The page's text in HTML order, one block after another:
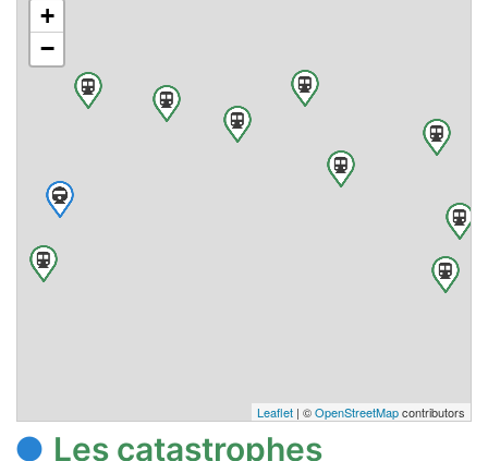
+
−
Leaflet | ©OpenStreetMapcontributors
Les catastrophes